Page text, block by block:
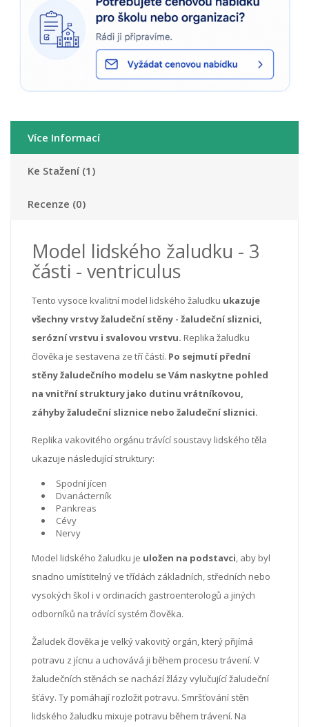
Více Informací
Ke Stažení (1)
Recenze (0)
Model lidského žaludku - 3
části - ventriculus
Tento vysoce kvalitní model lidského žaludku ukazuje
všechny vrstvy žaludeční stěny - žaludeční sliznici,
serózní vrstvu i svalovou vrstvu. Replika žaludku
člověka je sestavena ze tří částí. Po sejmutí přední
stěny žaludečního modelu se Vám naskytne pohled
na vnitřní struktury jako dutinu vrátníkovou,
záhyby žaludeční sliznice nebo žaludeční sliznici.
Replika vakovitého orgánu trávící soustavy lidského těla
ukazuje následující struktury:
Spodní jícen
Dvanácterník
Pankreas
Cévy
Nervy
Model lidského žaludku je uložen na podstavci, aby byl
snadno umístitelný ve třídách základních, středních nebo
vysokých škol i v ordinacích gastroenterologů a jiných
odborníků na trávící systém člověka.
Žaludek člověka je velký vakovitý orgán, který přijímá
potravu z jícnu a uchovává ji během procesu trávení. V
žaludečních stěnách se nachází žlázy vylučující žaludeční
šťávy. Ty pomáhají rozložit potravu. Smršťování stěn
lidského žaludku mixuje potravu během trávení. Na